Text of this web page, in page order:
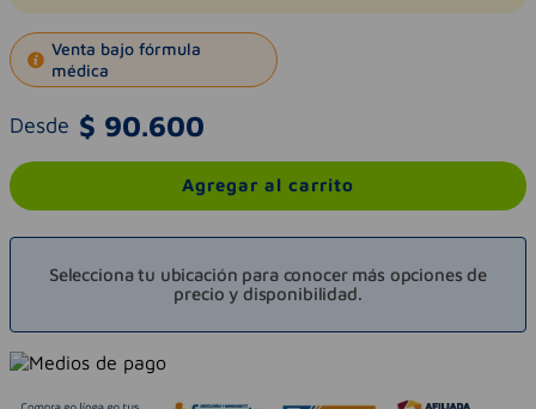
Venta bajo fórmula
médica
Desde $ 90.600
Agregar al carrito
Selecciona tu ubicación para conocer más opciones de
precio y disponibilidad.